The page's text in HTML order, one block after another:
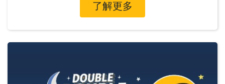
了解更多